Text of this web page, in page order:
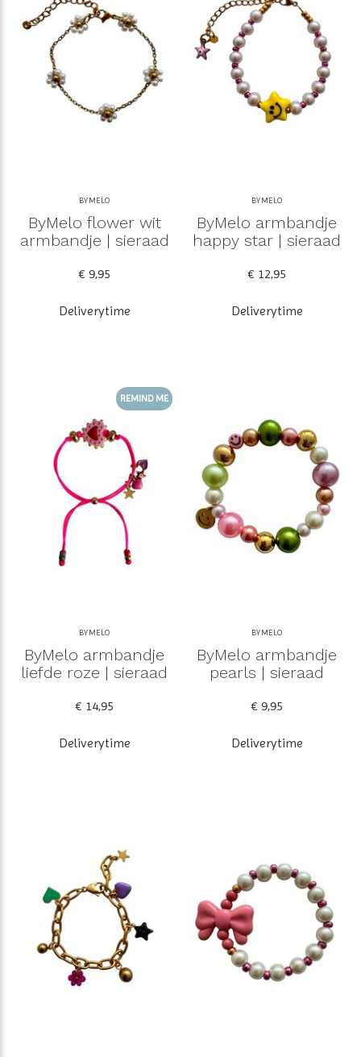
BYMELO
ByMelo flower wit
armbandje | sieraad
€ 9,95
Deliverytime
BYMELO
ByMelo armbandje
happy star | sieraad
€ 12,95
Deliverytime
REMIND ME
BYMELO
ByMelo armbandje
liefde roze | sieraad
€ 14,95
Deliverytime
BYMELO
ByMelo armbandje
pearls | sieraad
€ 9,95
Deliverytime